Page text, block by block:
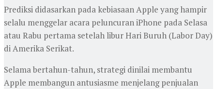
‎Prediksi didasarkan pada kebiasaan Apple yang hampir
selalu menggelar acara peluncuran iPhone pada Selasa
atau Rabu pertama setelah libur Hari Buruh (Labor Day)
di Amerika Serikat.
‎Selama bertahun-tahun, strategi dinilai membantu
Apple membangun antusiasme menjelang penjualan